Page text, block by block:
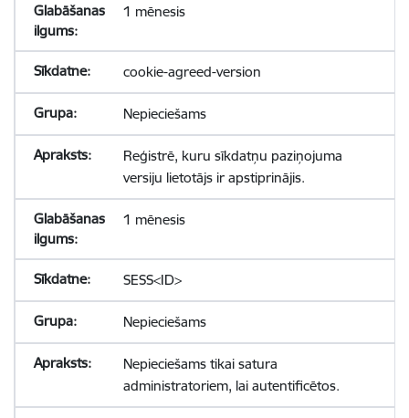
1 mēnesis
cookie-agreed-version
Nepieciešams
Reģistrē, kuru sīkdatņu paziņojuma
versiju lietotājs ir apstiprinājis.
1 mēnesis
SESS<ID>
Nepieciešams
Nepieciešams tikai satura
administratoriem, lai autentificētos.